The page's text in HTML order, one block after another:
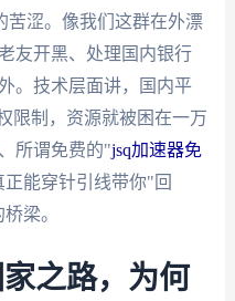
苦涩。像我们这群在外漂
友开黑、处理国内银行
。技术层面讲，国内平
限制，资源就被困在一万
所谓免费的"jsq加速器免
能穿针引线带你"回
梁。
之路，为何